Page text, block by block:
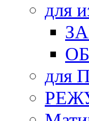
для
для